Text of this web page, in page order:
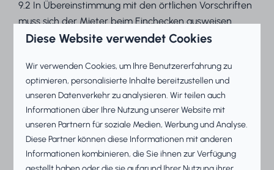
9.2 In Übereinstimmung mit den örtlichen Vorschriften
muss sich der Mieter beim Einchecken ausweisen.
Wenn der Mieter sich nicht ausweisen kann, ist Beach
den Mieter unterzubringen.
9.3 Jede Unterkunft kann nur von der in der Broschüre
angegebenen Anzahl von Personen bewohnt werden.
Wenn der Mieter Besucher in der gemieteten
Unterkunft empfängt, hat er dies der Rezeption
Diese Website verwendet Cookies
Wir verwenden Cookies, um Ihre Benutzererfahrung zu
optimieren, personalisierte Inhalte bereitzustellen und
unseren Datenverkehr zu analysieren. Wir teilen auch
Informationen über Ihre Nutzung unserer Website mit
unseren Partnern für soziale Medien, Werbung und Analyse.
Diese Partner können diese Informationen mit anderen
Informationen kombinieren, die Sie ihnen zur Verfügung